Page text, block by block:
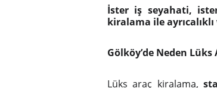
İster iş seyahati,
kiralama ile
Gölköy’de Neden
Lüks araç kiralama,